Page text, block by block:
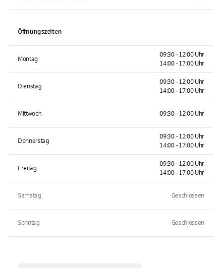
Öffnungszeiten
Montag
09:30 - 12:00 Uhr
14:00 - 17:00 Uhr
Dienstag
09:30 - 12:00 Uhr
14:00 - 17:00 Uhr
Mittwoch 09:30 - 12:00 Uhr
Donnerstag
09:30 - 12:00 Uhr
14:00 - 17:00 Uhr
Freitag
09:30 - 12:00 Uhr
14:00 - 17:00 Uhr
Samstag Geschlossen
Sonntag Geschlossen